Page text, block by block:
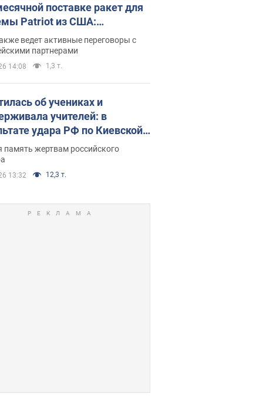
поставке ракет для
Patriot из США:
раскрыл подробности
ведет активные переговоры с
партнерами
14:08 1,3 т.
об учениках и
учителей: в
удара РФ по Киевской
погибли директор
лицея, её муж и внук
память жертвам российского
13:32 12,3 т.